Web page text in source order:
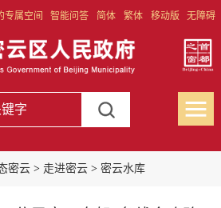
专属空间 智能问答 简体 繁体 移动版 无障碍
密云> 走进密云> 密云水库